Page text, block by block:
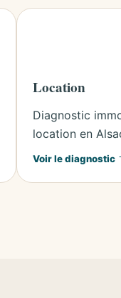
Location
Diagnostic
location en
Voir le diagnostic